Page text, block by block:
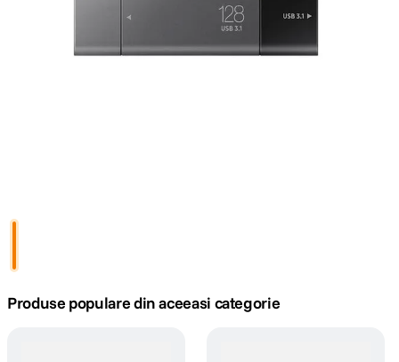
Produse populare din aceeasi categorie